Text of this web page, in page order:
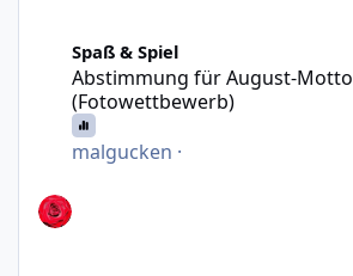
Spaß & Spiel
Abstimmung für August-Motto
(Fotowettbewerb)
malgucken ·